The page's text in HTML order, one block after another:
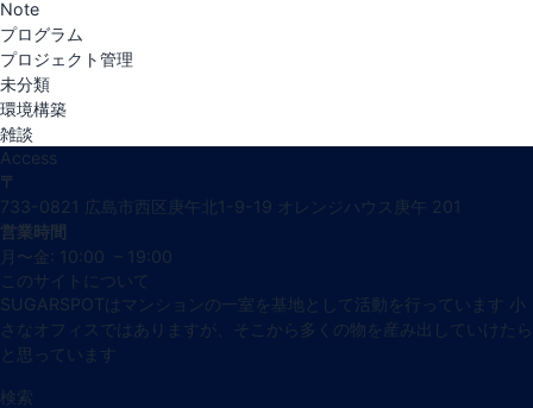
Note
プログラム
プロジェクト管理
未分類
環境構築
雑談
Access
〒
733-0821 広島市西区庚午北1-9-19 オレンジハウス庚午 201
営業時間
月〜金: 10:00 – 19:00
このサイトについて
SUGARSPOTはマンションの一室を基地として活動を行っています 小
さなオフィスではありますが、そこから多くの物を産み出していけたら
と思っています
検索